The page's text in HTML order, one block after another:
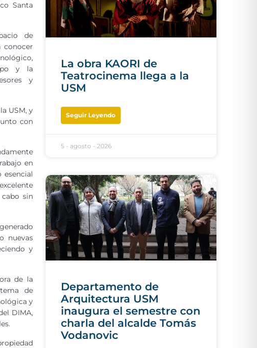
Santa
de
conocer
y la
y
USM, y
con
en
esencial
sin
nuevas
y
de la
de
y
DIMA,
La obra KAORI de
Teatrocinema llega a la
USM
Seguir Leyendo
5 - agosto - 2026
Departamento de
Arquitectura USM
inaugura el semestre con
charla del alcalde Tomás
Vodanovic